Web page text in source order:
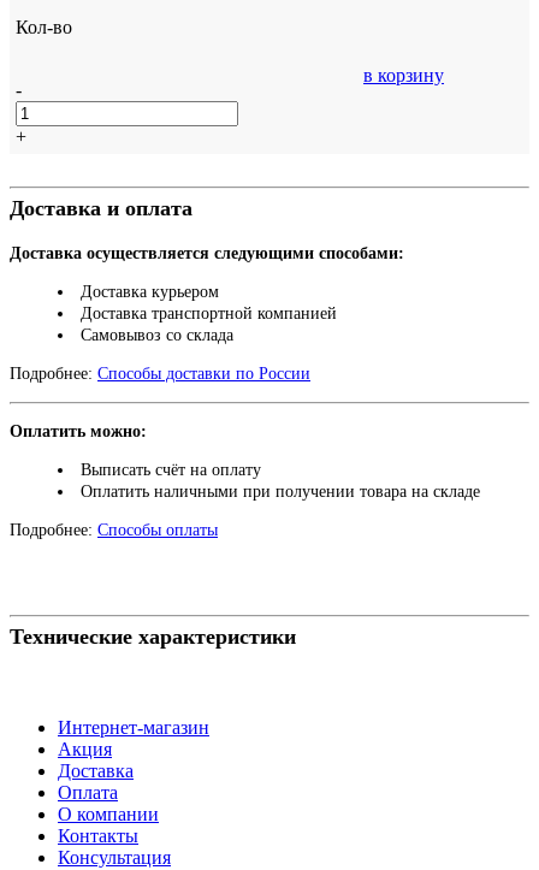
Кол-во
-
+
в корзину
Доставка и оплата
Доставка осуществляется следующими способами:
Доставка курьером
Доставка транспортной компанией
Самовывоз со склада
Подробнее: Способы доставки по России
Оплатить можно:
Выписать счёт на оплату
Оплатить наличными при получении товара на складе
Подробнее: Способы оплаты
Технические характеристики
Интернет-магазин
Акция
Доставка
Оплата
О компании
Контакты
Консультация